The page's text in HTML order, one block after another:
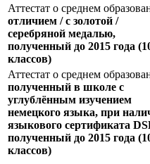
Аттестат о среднем
отличием / с золотой /
серебряной медалью,
полученный до 2015 года
классов)
Аттестат о среднем
полученный в школе с
углублённым изучением
немецкого языка, при
языкового сертификата
полученный до 2015 года
классов)